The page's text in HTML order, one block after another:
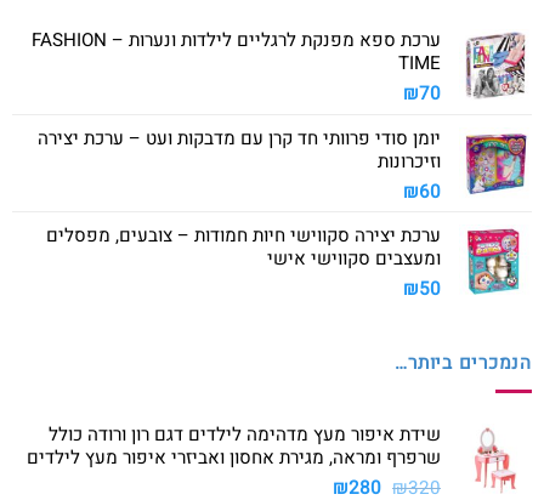
ערכת ספא מפנקת לרגליים לילדות ונערות – FASHION
TIME
₪70
יומן סודי פרוותי חד קרן עם מדבקות ועט – ערכת יצירה
וזיכרונות
₪60
ערכת יצירה סקווישי חיות חמודות – צובעים, מפסלים
ומעצבים סקווישי אישי
₪50
הנמכרים ביותר…
שידת איפור מעץ מדהימה לילדים דגם רון ורודה כולל
שרפרף ומראה, מגירת אחסון ואביזרי איפור מעץ לילדים
₪320
המחיר
₪280 המחיר